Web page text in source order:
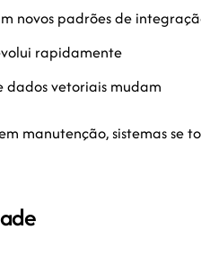
novos padrões de
rapidamente
dados vetoriais mudam
manutenção, sistemas se